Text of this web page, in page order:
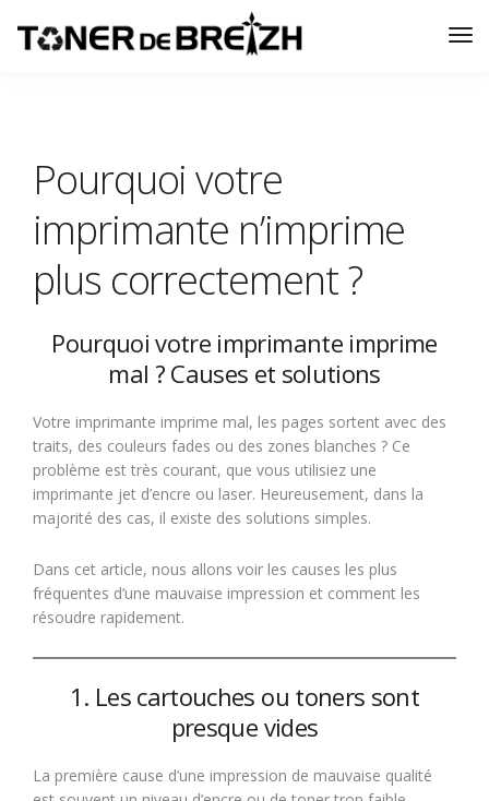
Pourquoi votre
imprimante n’imprime
plus correctement ?
Pourquoi votre imprimante imprime
mal ? Causes et solutions
Votre imprimante imprime mal, les pages sortent avec des
traits, des couleurs fades ou des zones blanches ? Ce
problème est très courant, que vous utilisiez une
imprimante jet d’encre ou laser. Heureusement, dans la
majorité des cas, il existe des solutions simples.
Dans cet article, nous allons voir les causes les plus
fréquentes d’une mauvaise impression et comment les
résoudre rapidement.
1. Les cartouches ou toners sont
presque vides
La première cause d’une impression de mauvaise qualité